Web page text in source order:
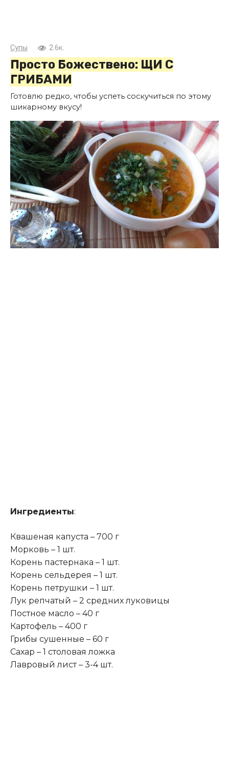
Супы 2.6к.
Просто Божествено: ЩИ С
ГРИБАМИ
Готовлю редко, чтобы успеть соскучиться по этому
шикарному вкусу!
Ингредиенты:
Квашеная капуста – 700 г
Морковь – 1 шт.
Корень пастернака – 1 шт.
Корень сельдерея – 1 шт.
Корень петрушки – 1 шт.
Лук репчатый – 2 средних луковицы
Постное масло – 40 г
Картофель – 400 г
Грибы сушенные – 60 г
Сахар – 1 столовая ложка
Лавровый лист – 3-4 шт.